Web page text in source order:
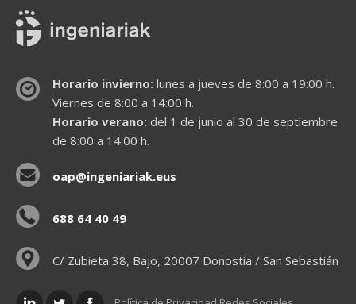
Horario invierno:lunes a jueves de 8:00 a 19:00 h.
Viernes de 8:00 a 14:00 h.
Horario verano:del 1 de junio al 30 de septiembre
de 8:00 a 14:00 h.
oap@ingeniariak.eus
688 64 40 49
C/ Zubieta 38, Bajo, 20007 Donostia / San Sebastián